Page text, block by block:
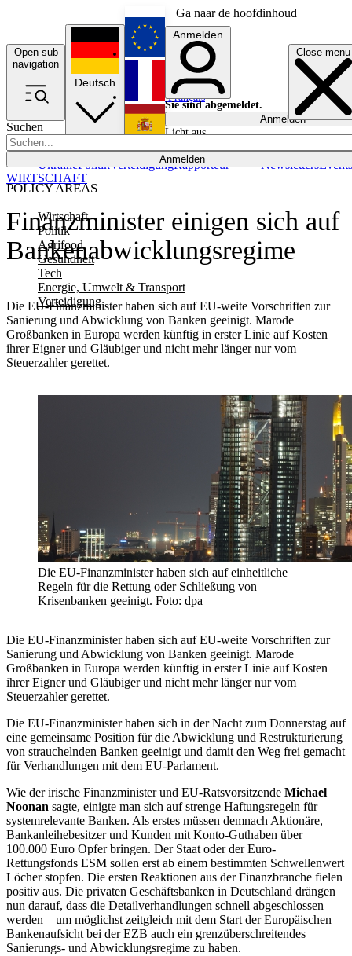
Ga naar de hoofdinhoud
Open sub
navigation
Close menu
Suchen
Anmelden
POLICY AREAS
Wirtschaft
Politik
Agrifood
Gesundheit
Tech
Energie, Umwelt & Transport
Verteidigung
UkrainePolitikVerteidigungRapporteur NewslettersEvents
Deutsch
English
Français
Anmelden
Sie sind abgemeldet.
Anmelden
Licht aus
Finanzminister einigen sich auf
Bankenabwicklungsregime
Die EU-Finanzminister haben sich auf EU-weite Vorschriften zur
Sanierung und Abwicklung von Banken geeinigt. Marode
Großbanken in Europa werden künftig in erster Linie auf Kosten
ihrer Eigner und Gläubiger und nicht mehr länger nur vom
Steuerzahler gerettet.
WIRTSCHAFT
Die EU-Finanzminister haben sich auf einheitliche
Regeln für die Rettung oder Schließung von
Krisenbanken geeinigt. Foto: dpa
Die EU-Finanzminister haben sich auf EU-weite Vorschriften zur
Sanierung und Abwicklung von Banken geeinigt. Marode
Großbanken in Europa werden künftig in erster Linie auf Kosten
ihrer Eigner und Gläubiger und nicht mehr länger nur vom
Steuerzahler gerettet.
Die EU-Finanzminister haben sich in der Nacht zum Donnerstag auf
eine gemeinsame Position für die Abwicklung und Restrukturierung
von strauchelnden Banken geeinigt und damit den Weg frei gemacht
für Verhandlungen mit dem EU-Parlament.
Wie der irische Finanzminister und EU-Ratsvorsitzende Michael
Noonan sagte, einigte man sich auf strenge Haftungsregeln für
systemrelevante Banken. Als erstes müssen demnach Aktionäre,
Bankanleihebesitzer und Kunden mit Konto-Guthaben über
100.000 Euro Opfer bringen. Der Staat oder der Euro-
Rettungsfonds ESM sollen erst ab einem bestimmten Schwellenwert
Löcher stopfen. Die ersten Reaktionen aus der Finanzbranche fielen
positiv aus. Die privaten Geschäftsbanken in Deutschland drängen
nun darauf, dass die Detailverhandlungen schnell abgeschlossen
werden – um möglichst zeitgleich mit dem Start der Europäischen
Bankenaufsicht bei der EZB auch ein grenzüberschreitendes
Sanierungs- und Abwicklungsregime zu haben.